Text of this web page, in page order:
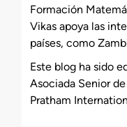
Formación
Vikas apoya las
países, como
Este blog ha sido
Asociada Senior
Pratham